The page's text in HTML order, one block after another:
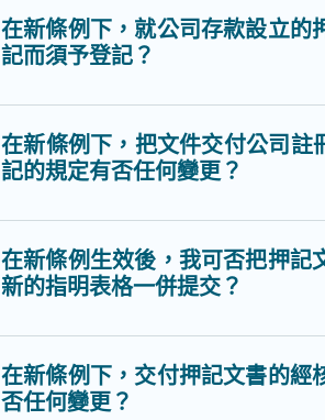
在新條例下，就公司存款設立的
記而須予登記？
在新條例下，把文件交付公司
記的規定有否任何變更？
在新條例生效後，我可否把押記
新的指明表格一併提交？
在新條例下，交付押記文書的經
否任何變更？